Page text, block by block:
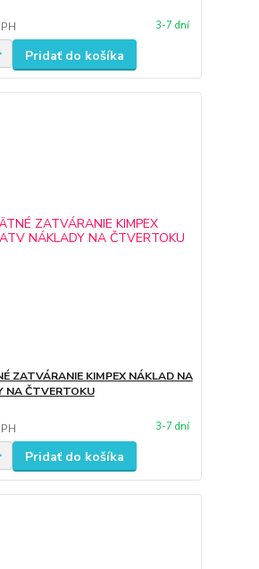
3-7 dní
Pridať do košíka
ZATVÁRANIE KIMPEX NÁKLAD NA
NA ČTVERTOKU
3-7 dní
Pridať do košíka